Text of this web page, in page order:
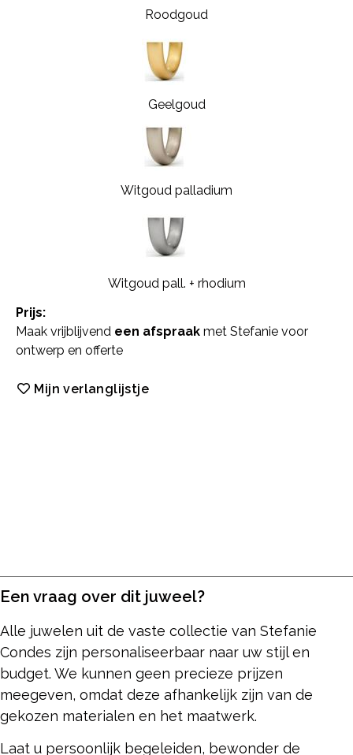
Roodgoud
Geelgoud
Witgoud palladium
Witgoud pall. + rhodium
Prijs:
Maak vrijblijvend een afspraak met Stefanie voor
ontwerp en offerte
Mijn verlanglijstje
Een vraag over dit juweel?
Alle juwelen uit de vaste collectie van Stefanie
Condes zijn personaliseerbaar naar uw stijl en
budget. We kunnen geen precieze prijzen
meegeven, omdat deze afhankelijk zijn van de
gekozen materialen en het maatwerk.
Laat u persoonlijk begeleiden, bewonder de